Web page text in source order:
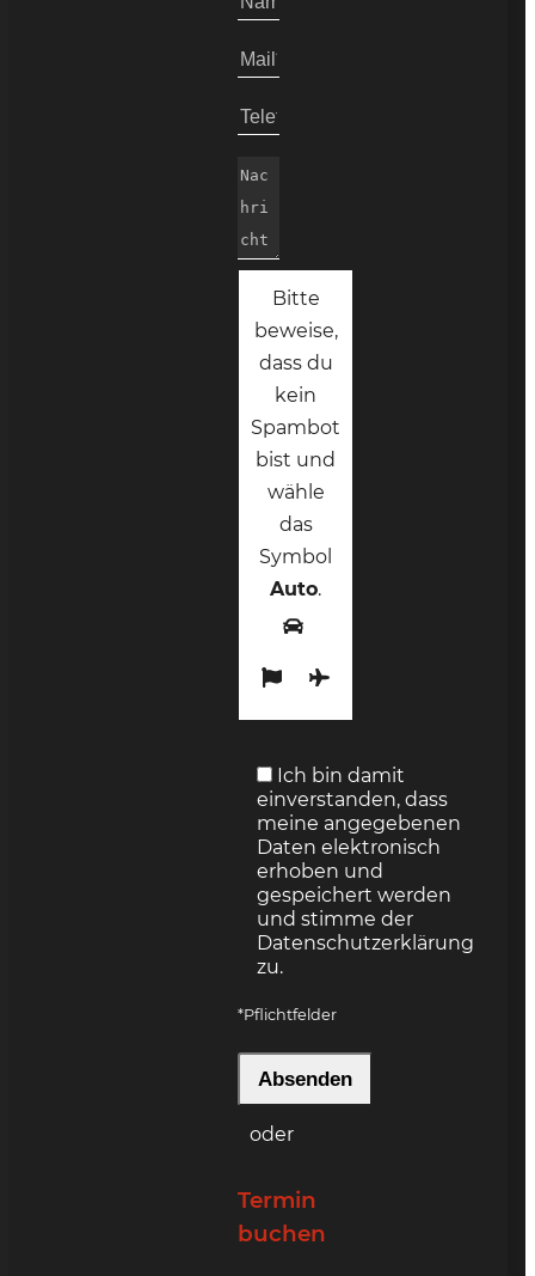
Bitte
beweise,
dass du
kein
Spambot
bist und
wähle
das
Symbol
Auto.
Ich bin damit
einverstanden, dass
meine angegebenen
Daten elektronisch
erhoben und
gespeichert werden
und stimme der
Datenschutzerklärung
zu.
*Pflichtfelder
Bitte lasse dieses Feld leer.
Bitte lasse dieses Feld leer.
Bitte lasse dieses Feld leer.
oder
Termin
buchen